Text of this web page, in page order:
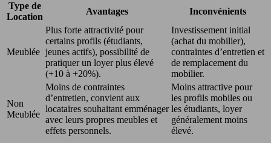
Type de
Location
Avantages Inconvénients
Meublée
Plus forte attractivité pour
certains profils (étudiants,
jeunes actifs), possibilité de
pratiquer un loyer plus élevé
(+10 à +20%).
Investissement initial
(achat du mobilier),
contraintes d’entretien et
de remplacement du
mobilier.
Non
Meublée
Moins de contraintes
d’entretien, convient aux
locataires souhaitant emménager
avec leurs propres meubles et
effets personnels.
Moins attractive pour
les profils mobiles ou
les étudiants, loyer
généralement moins
élevé.